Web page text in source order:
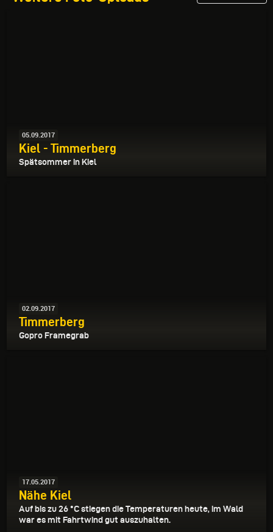
05.09.2017
Kiel - Timmerberg
Spätsommer in Kiel
02.09.2017
Timmerberg
Gopro Framegrab
17.05.2017
Nähe Kiel
Auf bis zu 26 °C stiegen die Temperaturen heute, im Wald
war es mit Fahrtwind gut auszuhalten.